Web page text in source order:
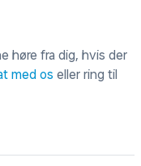
høre fra dig, hvis der
med os eller ring til